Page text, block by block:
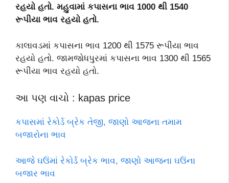
રહયો હતો. મહુવામાં કપાસના ભાવ 1000 થી 1540
રૂપીયા ભાવ રહયો હતો.
કાલાવડમાં કપાસના ભાવ 1200 થી 1575 રૂપીયા ભાવ
રહયો હતો. જામજોધપુરમાં કપાસના ભાવ 1300 થી 1565
રૂપીયા ભાવ રહયો હતો.
આ પણ વાચો : kapas price
કપાસમાં રેકોર્ડ બ્રેક તેજી, જાણો આજના તમામ
બજારોના ભાવ
આજે ઘઉંમાં રેકોર્ડ બ્રેક ભાવ, જાણો આજના ઘઉંના
બજાર ભાવ